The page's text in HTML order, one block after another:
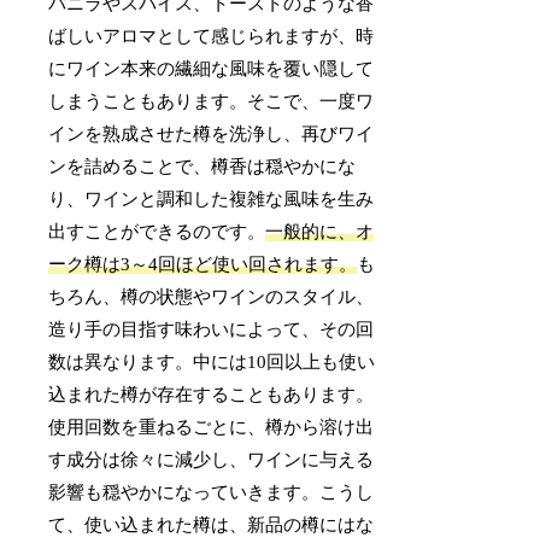
ばしいアロマとして感じられますが、時
にワイン本来の繊細な風味を覆い隠して
しまうこともあります。そこで、一度ワ
インを熟成させた樽を洗浄し、再びワイ
ンを詰めることで、樽香は穏やかにな
り、ワインと調和した複雑な風味を生み
出すことができるのです。一般的に、オ
ーク樽は3～4回ほど使い回されます。も
ちろん、樽の状態やワインのスタイル、
造り手の目指す味わいによって、その回
数は異なります。中には10回以上も使い
込まれた樽が存在することもあります。
使用回数を重ねるごとに、樽から溶け出
す成分は徐々に減少し、ワインに与える
影響も穏やかになっていきます。こうし
て、使い込まれた樽は、新品の樽にはな